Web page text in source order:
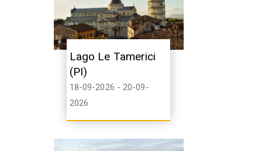
Lago Le Tamerici
(PI)
18-09-2026 - 20-09-
2026